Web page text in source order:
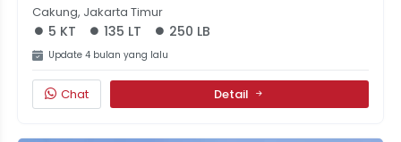
Cakung, Jakarta Timur
5 KT 135 LT 250 LB
Update 4 bulan yang lalu
Chat Detail